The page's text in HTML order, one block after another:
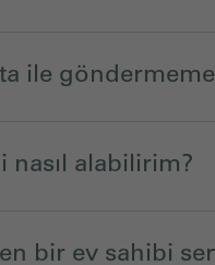
ile
nasıl alabilirim?
bir ev sahibi